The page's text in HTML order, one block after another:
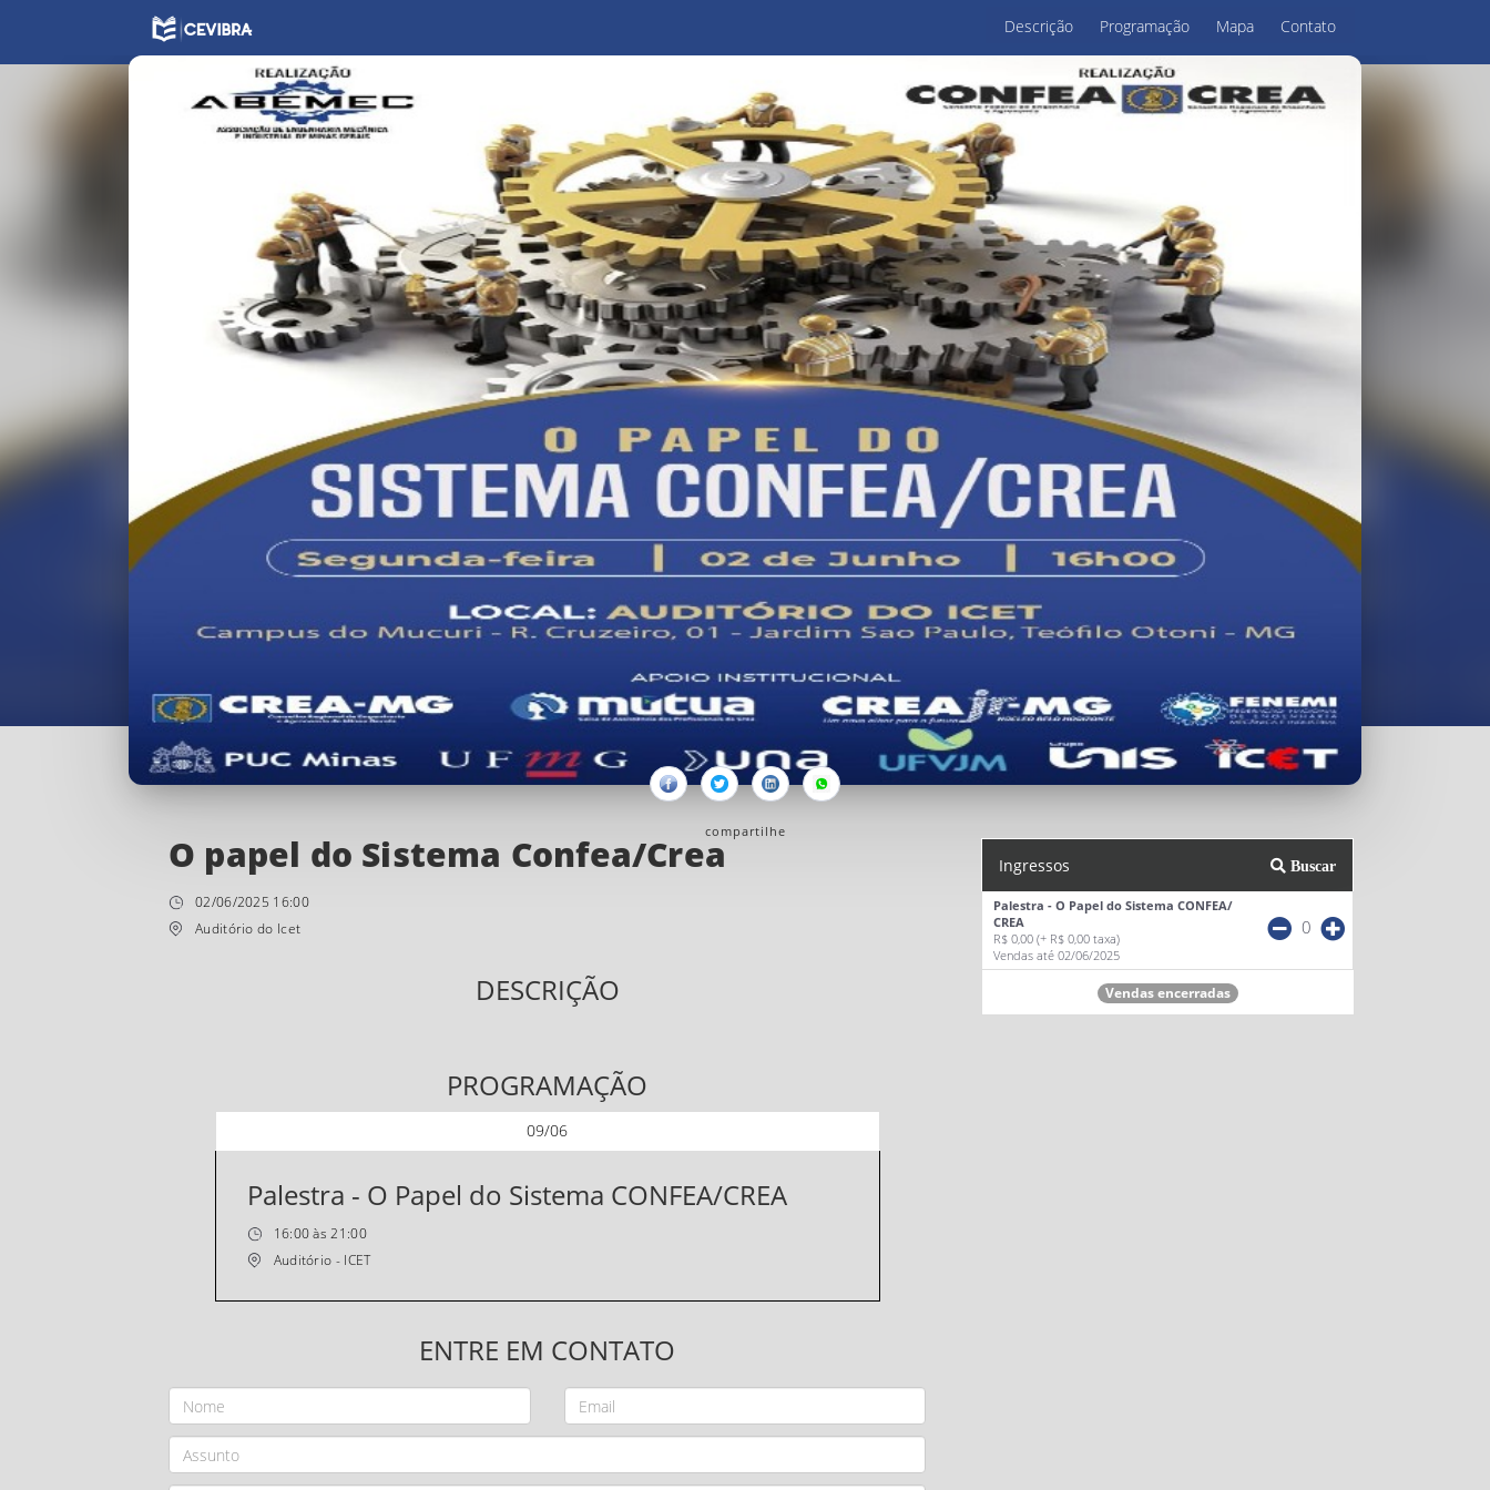
Descrição Programação Mapa Contato
FacebookTwitterLinkedinWhatsapp
compartilhe
O papel do Sistema Confea/Crea
02/06/2025 16:00
Auditório do Icet
Ingressos Buscar
Palestra - O Papel do Sistema CONFEA/
CREA
R$ 0,00 (+ R$ 0,00 taxa)
Vendas até 02/06/2025
0
Vendas encerradas
DESCRIÇÃO
PROGRAMAÇÃO
09/06
Palestra - O Papel do Sistema CONFEA/CREA
16:00 às 21:00
Auditório - ICET
ENTRE EM CONTATO